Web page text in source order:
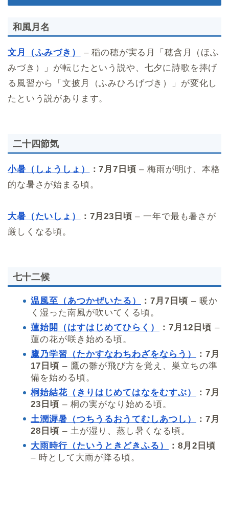
和風月名
文月（ふみづき）
– 稲の穂が実る月「穂含月（ほふ
みづき）」が転じたという説や、七夕に詩歌を捧げ
る風習から「文披月（ふみひろげづき）」が変化し
たという説があります。
二十四節気
小暑（しょうしょ） ：7月7日頃 – 梅雨が明け、本格
的な暑さが始まる頃。
大暑（たいしょ） ：7月23日頃 – 一年で最も暑さが
厳しくなる頃。
七十二候
温風至（あつかぜいたる） ：7月7日頃 – 暖か
く湿った南風が吹いてくる頃。
蓮始開（はすはじめてひらく）
：7月12日頃 –
蓮の花が咲き始める頃。
鷹乃学習（たかすなわちわざをならう）
：7月
17日頃 – 鷹の雛が飛び方を覚え、巣立ちの準
備を始める頃。
桐始結花（きりはじめてはなをむすぶ）
：7月
23日頃 – 桐の実がなり始める頃。
土潤溽暑（つちうるおうてむしあつし）
：7月
28日頃 – 土が湿り、蒸し暑くなる頃。
大雨時行（たいうときどきふる）
：8月2日頃
– 時として大雨が降る頃。